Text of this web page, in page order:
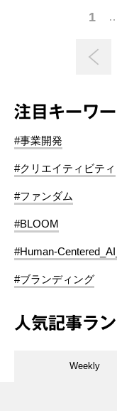
1
注目キーワ
#事業開発
#クリエイティビティ
#ファンダム
#BLOOM
#Human-
#ブランディング
人気記事ラ
Weekly